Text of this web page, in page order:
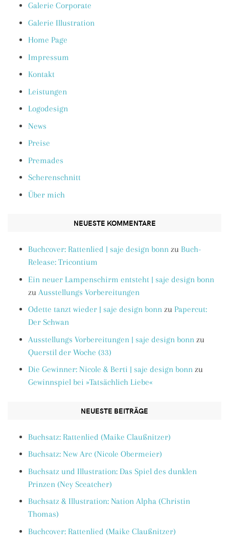
Galerie Corporate
Galerie Illustration
Home Page
Impressum
Kontakt
Leistungen
Logodesign
News
Preise
Premades
Scherenschnitt
Über mich
NEUESTE KOMMENTARE
Buchcover: Rattenlied | saje design bonn zu Buch-
Release: Tricontium
Ein neuer Lampenschirm entsteht | saje design bonn
zu Ausstellungs Vorbereitungen
Odette tanzt wieder | saje design bonn zu Papercut:
Der Schwan
Ausstellungs Vorbereitungen | saje design bonn zu
Querstil der Woche (33)
Die Gewinner: Nicole & Berti | saje design bonn zu
Gewinnspiel bei »Tatsächlich Liebe«
NEUESTE BEITRÄGE
Buchsatz: Rattenlied (Maike Claußnitzer)
Buchsatz: New Arc (Nicole Obermeier)
Buchsatz und Illustration: Das Spiel des dunklen
Prinzen (Ney Sceatcher)
Buchsatz & Illustration: Nation Alpha (Christin
Thomas)
Buchcover: Rattenlied (Maike Claußnitzer)